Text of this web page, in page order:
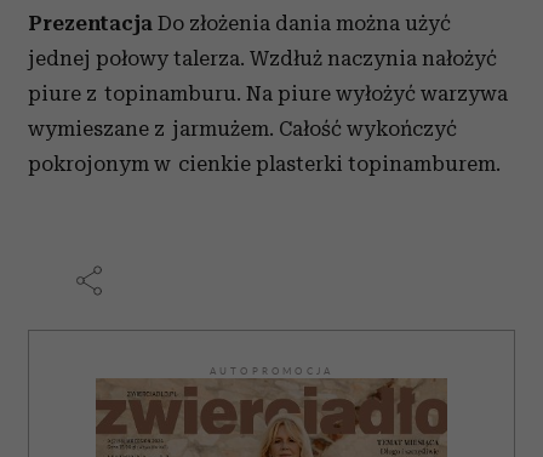
Prezentacja Do złożenia dania można użyć
jednej połowy talerza. Wzdłuż naczynia nałożyć
piure z topinamburu. Na piure wyłożyć warzywa
wymieszane z jarmużem. Całość wykończyć
pokrojonym w cienkie plasterki topinamburem.
AUTOPROMOCJA